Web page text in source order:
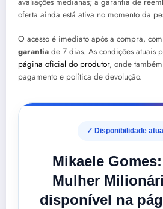
oferta ainda está ativa no momento da
O acesso é imediato após a compra,
garantia de 7 dias. As condições atuais
página oficial do produtor, onde
pagamento e política de devolução.
✓ Disponibilidade
Mikaele
Mulher
disponível na